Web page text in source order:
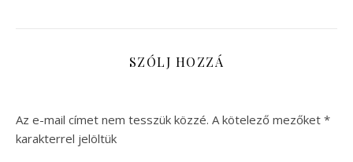
SZÓLJ HOZZÁ
Az e-mail címet nem tesszük közzé. A kötelező mezőket *
karakterrel jelöltük